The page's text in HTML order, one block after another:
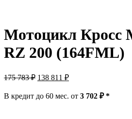
Мотоцикл Кросс
RZ 200 (164FML)
175 783₽ Первоначальная
составляла
175
138 811 ₽Текущая
138
В кредит до 60 мес. от 3 702 ₽*